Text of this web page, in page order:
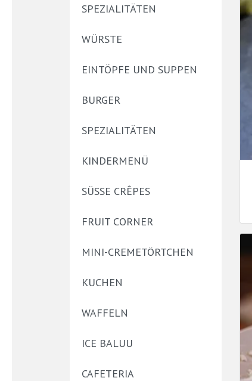
SPEZIALITÄTEN
WÜRSTE
EINTÖPFE UND SUPPEN
BURGER
SPEZIALITÄTEN
KINDERMENÜ
SÜSSE CRÊPES
FRUIT CORNER
MINI-CREMETÖRTCHEN
KUCHEN
WAFFELN
ICE BALUU
CAFETERIA